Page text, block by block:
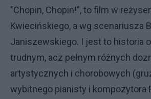
"Chopin, Chopin!", to film w
Kwiecińskiego, a wg scenariusza
Janiszewskiego. I jest to historia
trudnym, acz pełnym różnych
artystycznych i chorobowych
wybitnego pianisty i kompozytora